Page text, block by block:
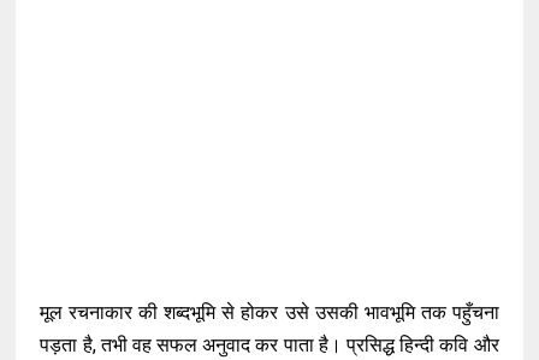
मूल रचनाकार की शब्दभूमि से होकर उसे उसकी भावभूमि तक पहुँचना
पड़ता है, तभी वह सफल अनुवाद कर पाता है। प्रसिद्ध हिन्दी कवि और